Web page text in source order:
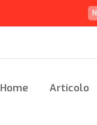
Home Articolo